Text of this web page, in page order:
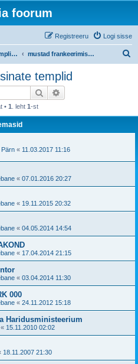
foorum
Logi sisse
Registreeru
Postiajalugu ja templijäljendite kogumine mustad frankeerimismasinate templid
templid
Otsi
• 1 . leht 1-st
Pärn « 11.03.2017 11:16
« 07.01.2016 20:27
« 19.11.2015 20:32
« 04.05.2014 14:54
« 17.04.2014 21:15
« 03.04.2014 11:30
000
« 24.11.2012 15:18
Haridusministeerium
« 15.11.2010 02:02
18.11.2007 21:30